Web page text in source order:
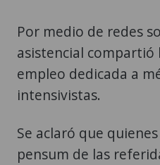
Por medio de redes
asistencial compartió
empleo dedicada a
intensivistas.
Se aclaró que
pensum de las